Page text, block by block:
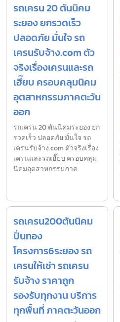
รถเครน 20 ตันนิคม
ระยอง ยกรวดเร็ว
ปลอดภัย มั่นใจ รถ
เครนรับจ้าง.com ตัว
จริงเรื่องเครนและรถ
เฮี๊ยบ ครอบคลุมนิคม
อุตสาหกรรมภาคตะวัน
ออก
รถเครน 20 ตันนิคมระยอง ยก
รวดเร็ว ปลอดภัย มั่นใจ รถ
เครนรับจ้าง.com ตัวจริงเรื่อง
เครนและรถเฮี๊ยบ ครอบคลุม
นิคมอุตสาหกรรมภาค
รถเครน200ตันนิคม
ปิ่นทอง
โครงการ6ระยอง รถ
เครนให้เช่า รถเครน
รับจ้าง ราคาถูก
รองรับทุกงาน บริการ
ทุกพื้นที่ ภาคตะวันออก